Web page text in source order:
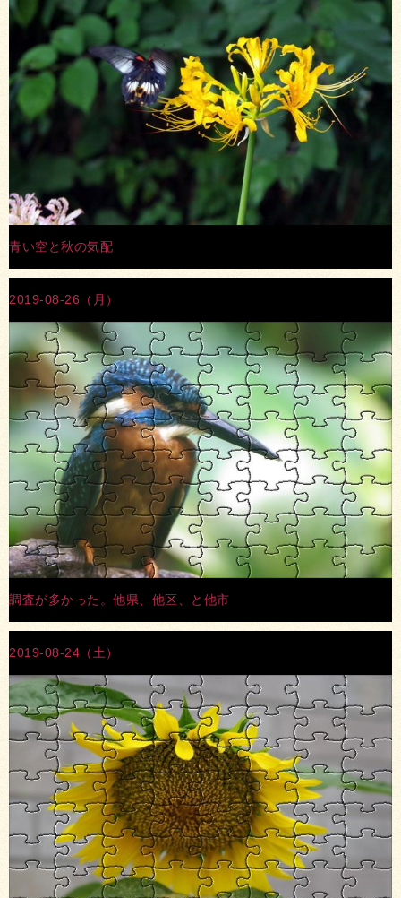
青い空と秋の気配
2019-08-26（月）
調査が多かった。他県、他区、と他市
2019-08-24（土）